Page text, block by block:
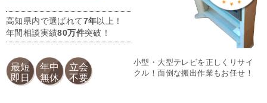
高知県内で選ばれて7年以上！
年間相談実績80万件突破！
最短
即日
年中
無休
立会
不要
小型・大型テレビを正しくリサイ
クル！面倒な搬出作業もお任せ！